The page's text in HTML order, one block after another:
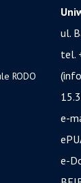
RODO
ul.
tel.
e-
e-